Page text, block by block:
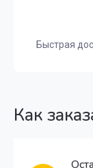
Быстрая
Как